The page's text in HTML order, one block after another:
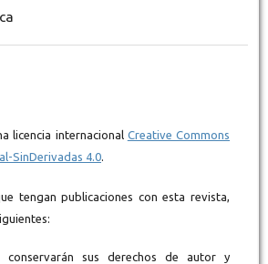
licencia internacional Creative Commons
SinDerivadas 4.0.
tengan publicaciones con esta revista,
conservarán sus derechos de autor y